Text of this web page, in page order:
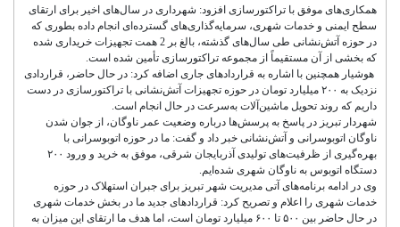
همکاری‌های موفق با تراکتورسازی افزود: شهرداری در سال‌های اخیر برای ارتقای
سطح ایمنی و خدمات شهری، سرمایه‌گذاری‌های گسترده‌ای انجام داده بطوری که
در حوزه آتش‌نشانی طی سال‌های گذشته، بالغ بر 2 همت تجهیزات خریداری شده
که بخشی از آن مستقیماً از مجموعه تراکتورسازی تأمین شده است.
هوشیار همچنین با اشاره به قراردادهای جاری اضافه کرد: در حال حاضر، قراردادی
نزدیک به ۲۰۰ میلیارد تومان در حوزه تجهیزات آتش‌نشانی با تراکتورسازی در دست
داریم که روند تحویل ماشین‌آلات به‌سرعت در حال انجام است.
شهردار تبریز در پاسخ به پرسش‌ها درباره وضعیت عمر ناوگان، از جوان شدن
ناوگان اتوبوسرانی و آتش‌نشانی خبر داد و گفت: ما در حوزه اتوبوسرانی با
بهره‌گیری از ظرفیت‌های تولیدی آذربایجان شرقی، موفق به خرید و ورود ۲۰۰
دستگاه اتوبوس به ناوگان شهری شده‌ایم.
وی در ادامه برنامه‌های آتی مدیریت شهر تبریز برای جبران استهلاک در حوزه
خدمات شهری را اعلام و تصریح کرد: قراردادهای جدید ما در بخش خدمات شهری
در حال حاضر بین ۵۰۰ تا ۶۰۰ میلیارد تومان است، اما هدف ما ارتقای این میزان به